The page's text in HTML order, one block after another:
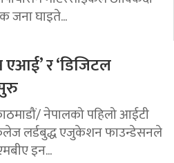
जना घाइते...
एआई’ र ‘डिजिटल
नेपालको पहिलो आईटी
लर्डबुद्ध एजुकेशन फाउन्डेसनले
इन...